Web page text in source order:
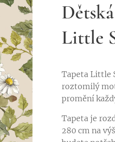
Little
Tapeta Little
roztomilý
promění
Tapeta je
280 cm na